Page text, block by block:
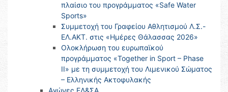
πλαίσιο του προγράμματος «Safe Water
Sports»
Συμμετοχή του Γραφείου Αθλητισμού Λ.Σ.-
ΕΛ.ΑΚΤ. στις «Ημέρες Θάλασσας 2026»
Ολοκλήρωση του ευρωπαϊκού
προγράμματος «Together in Sport – Phase
II» με τη συμμετοχή του Λιμενικού Σώματος
– Ελληνικής Ακτοφυλακής